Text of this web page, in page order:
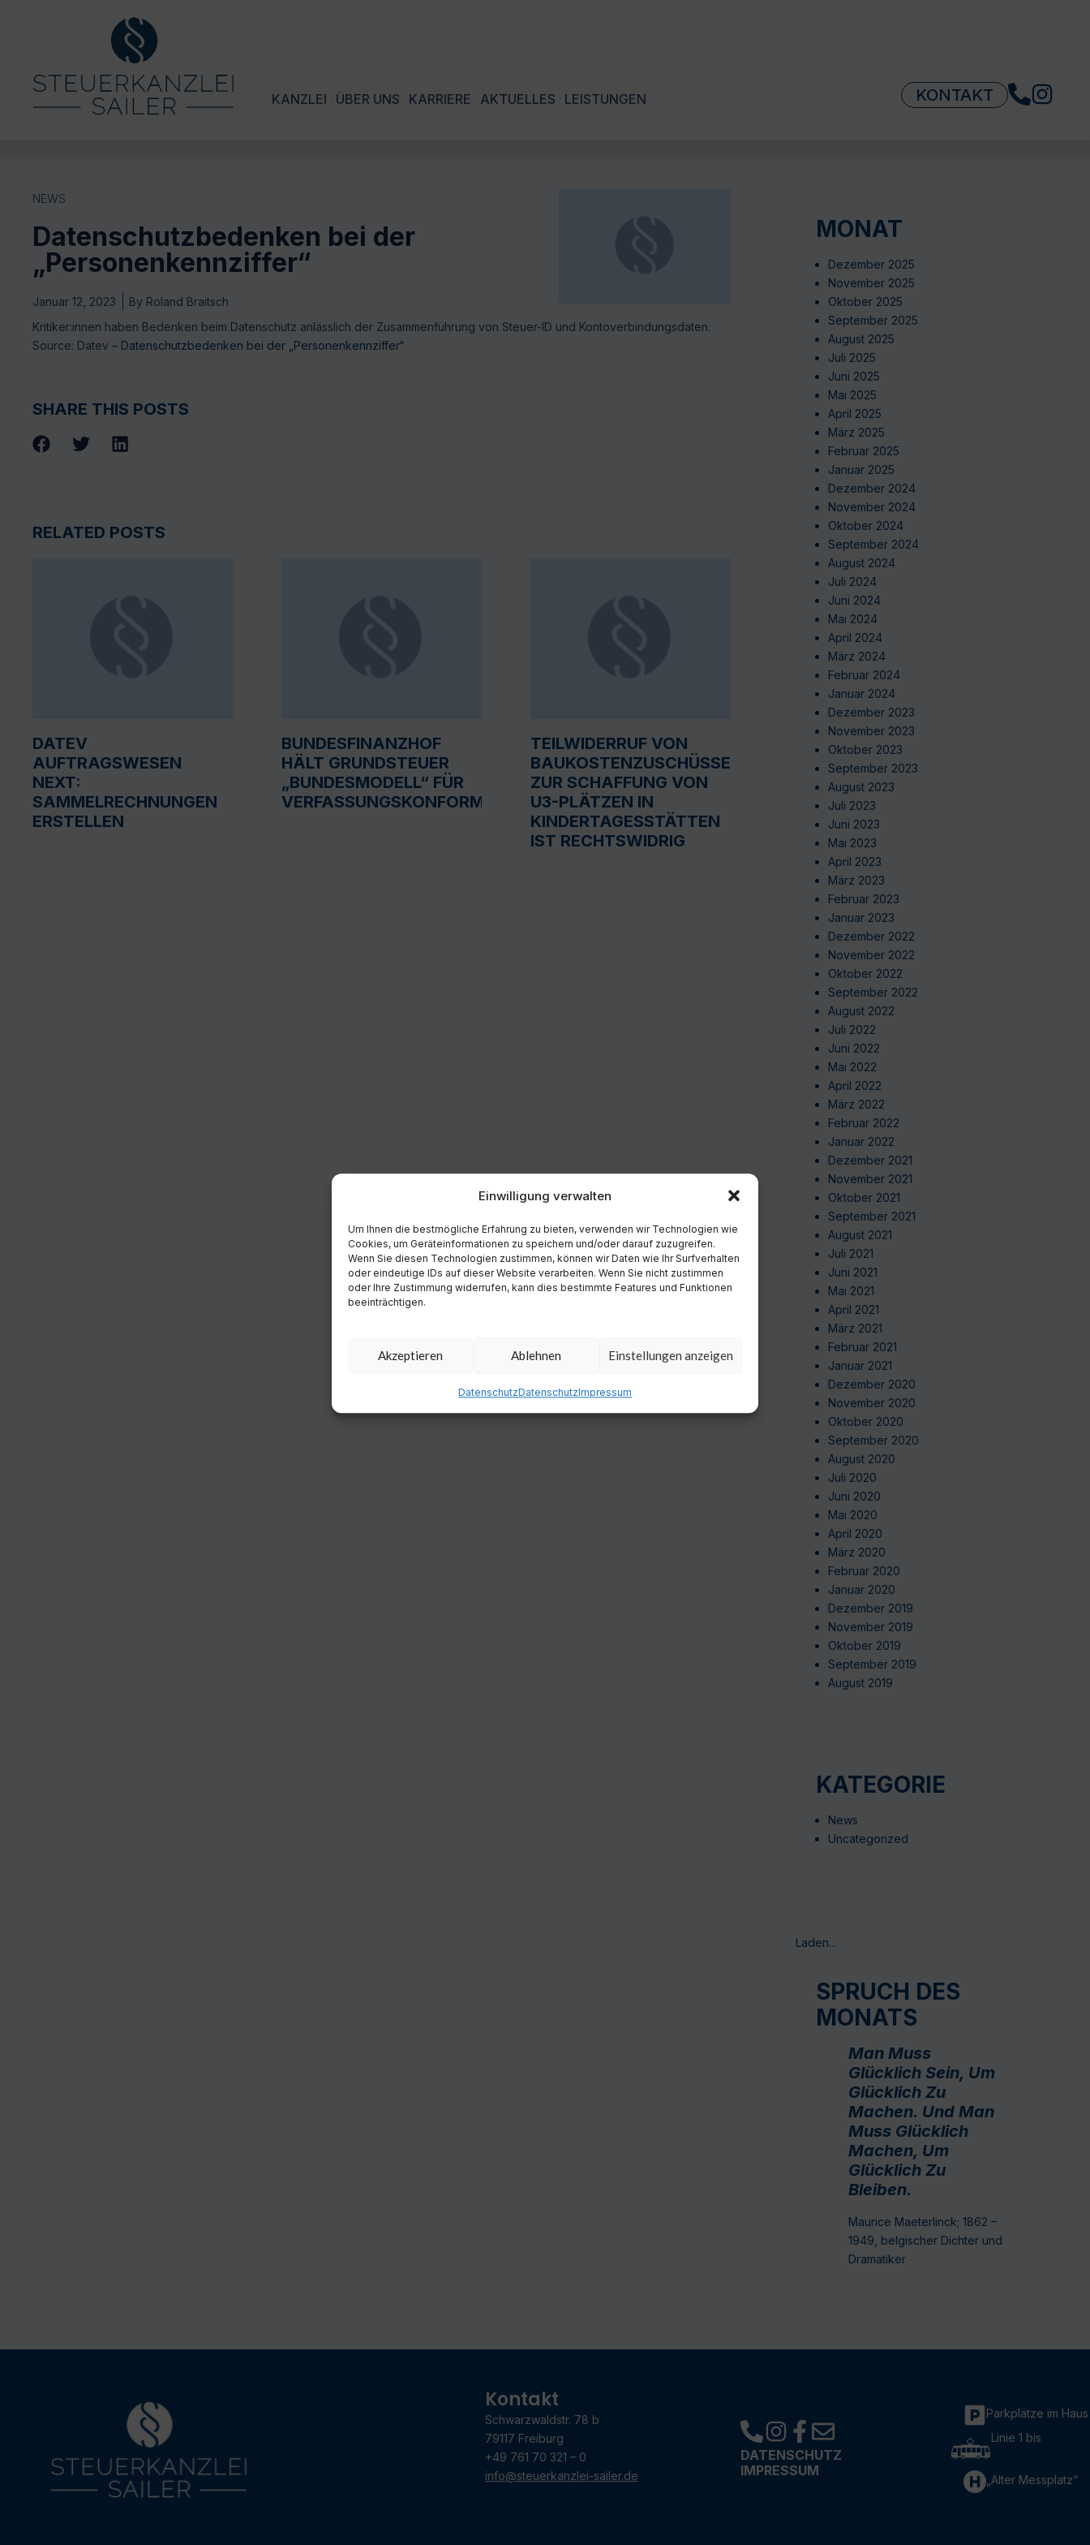
Einwilligung verwalten
Um Ihnen die bestmögliche Erfahrung zu bieten, verwenden wir Technologien wie
Cookies, um Geräteinformationen zu speichern und/oder darauf zuzugreifen.
Wenn Sie diesen Technologien zustimmen, können wir Daten wie Ihr Surfverhalten
oder eindeutige IDs auf dieser Website verarbeiten. Wenn Sie nicht zustimmen
oder Ihre Zustimmung widerrufen, kann dies bestimmte Features und Funktionen
beeinträchtigen.
Akzeptieren Ablehnen Einstellungen anzeigen
DatenschutzDatenschutzImpressum
KANZLEI ÜBER UNS KARRIERE AKTUELLES LEISTUNGEN KONTAKT
NEWS
Datenschutzbedenken bei der
„Personenkennziffer“
Januar 12, 2023 By Roland Braitsch
Kritiker:innen haben Bedenken beim Datenschutz anlässlich der Zusammenführung von Steuer-ID und Kontoverbindungsdaten.
Source: Datev – Datenschutzbedenken bei der „Personenkennziffer“
SHARE THIS POSTS
RELATED POSTS
DATEV
AUFTRAGSWESEN
NEXT:
SAMMELRECHNUNGEN
ERSTELLEN
BUNDESFINANZHOF
HÄLT GRUNDSTEUER
„BUNDESMODELL“ FÜR
VERFASSUNGSKONFORM
TEILWIDERRUF VON
BAUKOSTENZUSCHÜSSEN
ZUR SCHAFFUNG VON
U3-PLÄTZEN IN
KINDERTAGESSTÄTTEN
IST RECHTSWIDRIG
MONAT
Dezember 2025
November 2025
Oktober 2025
September 2025
August 2025
Juli 2025
Juni 2025
Mai 2025
April 2025
März 2025
Februar 2025
Januar 2025
Dezember 2024
November 2024
Oktober 2024
September 2024
August 2024
Juli 2024
Juni 2024
Mai 2024
April 2024
März 2024
Februar 2024
Januar 2024
Dezember 2023
November 2023
Oktober 2023
September 2023
August 2023
Juli 2023
Juni 2023
Mai 2023
April 2023
März 2023
Februar 2023
Januar 2023
Dezember 2022
November 2022
Oktober 2022
September 2022
August 2022
Juli 2022
Juni 2022
Mai 2022
April 2022
März 2022
Februar 2022
Januar 2022
Dezember 2021
November 2021
Oktober 2021
September 2021
August 2021
Juli 2021
Juni 2021
Mai 2021
April 2021
März 2021
Februar 2021
Januar 2021
Dezember 2020
November 2020
Oktober 2020
September 2020
August 2020
Juli 2020
Juni 2020
Mai 2020
April 2020
März 2020
Februar 2020
Januar 2020
Dezember 2019
November 2019
Oktober 2019
September 2019
August 2019
KATEGORIE
News
Uncategorized
Laden...
SPRUCH DES
MONATS
Man Muss
Glücklich Sein, Um
Glücklich Zu
Machen. Und Man
Muss Glücklich
Machen, Um
Glücklich Zu
Bleiben.
Maurice Maeterlinck; 1862 –
1949, belgischer Dichter und
Dramatiker
Kontakt
Schwarzwaldstr. 78 b
79117 Freiburg
+49 761 70 321 – 0
info@steuerkanzlei-sailer.de
DATENSCHUTZ
IMPRESSUM
Parkplätze im Haus
Linie 1 bis
„Alter Messplatz“